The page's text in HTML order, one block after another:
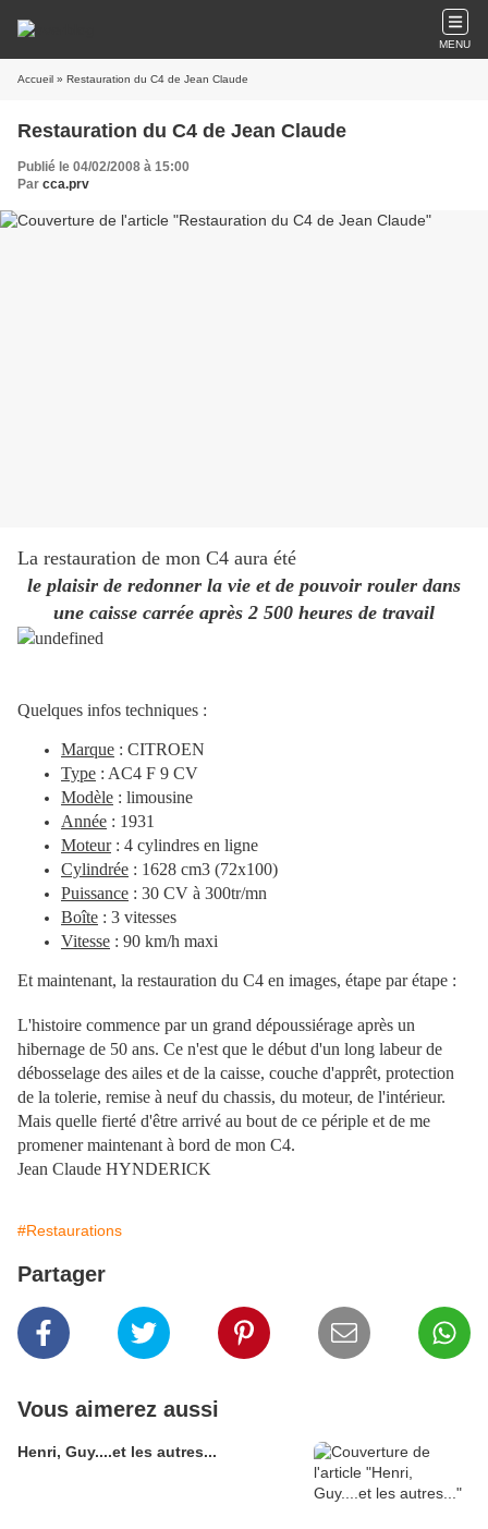
MENU
Accueil » Restauration du C4 de Jean Claude
Restauration du C4 de Jean Claude
Publié le 04/02/2008 à 15:00
Par cca.prv
La restauration de mon C4 aura été
le plaisir de redonner la vie et de pouvoir rouler dans
une caisse carrée après 2 500 heures de travail
Quelques infos techniques :
Marque : CITROEN
Type : AC4 F 9 CV
Modèle : limousine
Année : 1931
Moteur: 4 cylindres en ligne
Cylindrée : 1628 cm3 (72x100)
Puissance : 30 CV à 300tr/mn
Boîte : 3 vitesses
Vitesse : 90 km/h maxi
Et maintenant, la restauration du C4 en images, étape par étape :
L'histoire commence par un grand dépoussiérage après un
hibernage de 50 ans. Ce n'est que le début d'un long labeur de
débosselage des ailes et de la caisse, couche d'apprêt, protection
de la tolerie, remise à neuf du chassis, du moteur, de l'intérieur.
Mais quelle fierté d'être arrivé au bout de ce périple et de me
promener maintenant à bord de mon C4.
Jean Claude HYNDERICK
#Restaurations
Partager
Vous aimerez aussi
Henri, Guy....et les autres...